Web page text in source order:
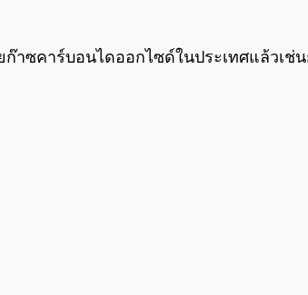
าซคาร์บอนไดออกไซด์ในประเทศแล้วเช่